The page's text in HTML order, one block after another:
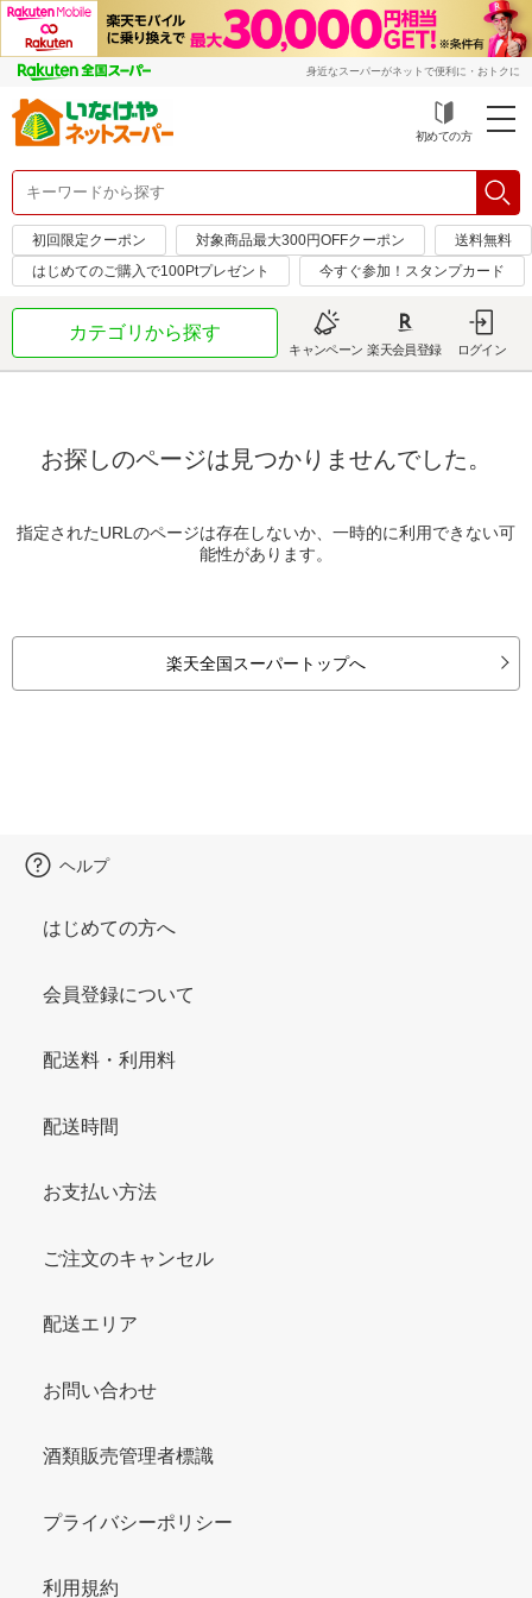
身近なスーパーがネットで便利に・おトクに
初めての方
初回限定クーポン 対象商品最大300円OFFクーポン
送料無料
はじめてのご購入で100Ptプレゼント
今すぐ参加！スタンプカード
カテゴリから探す
キャンペーン 楽天会員登録 ログイン
お探しのページは見つかりませんでした。
指定されたURLのページは存在しないか、一時的に利用できない可
能性があります。
楽天全国スーパートップへ
ヘルプ
はじめての方へ
会員登録について
配送料・利用料
配送時間
お支払い方法
ご注文のキャンセル
配送エリア
お問い合わせ
酒類販売管理者標識
プライバシーポリシー
利用規約